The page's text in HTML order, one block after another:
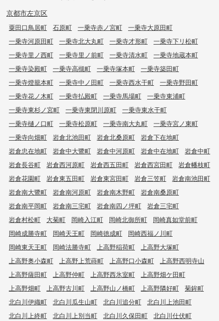
京都市左京区
粟田口鳥居町 石原町 一乗寺赤ノ宮町
一乗寺大原田町
一乗寺河原田町
一乗寺北大丸町 一乗寺才形町
一乗寺下リ松町
一乗寺里ノ西町
一乗寺里ノ前町 一乗寺清水町
一乗寺地蔵本町
一乗寺染殿町
一乗寺高槻町 一乗寺塚本町
一乗寺築田町
一乗寺燈籠本町
一乗寺中ノ田町 一乗寺西水干町
一乗寺野田町
一乗寺花ノ木町
一乗寺払殿町 一乗寺馬場町
一乗寺東浦町
一乗寺東杉ノ宮町
一乗寺東閉川原町
一乗寺東水干町
一乗寺樋ノ口町
一乗寺松原町 一乗寺南大丸町
一乗寺宮ノ東町
一乗寺向畑町
岩倉北池田町 岩倉北桑原町
岩倉下在地町
岩倉忠在地町
岩倉中大鷺町 岩倉中河原町 岩倉中在地町
岩倉中町
岩倉長谷町
岩倉西河原町 岩倉西五田町 岩倉西宮田町
岩倉幡枝町
岩倉花園町
岩倉東五田町 岩倉東宮田町 岩倉三笠町
岩倉南池田町
岩倉南大鷺町
岩倉南河原町 岩倉南木野町
岩倉南桑原町
岩倉南平岡町
岩倉南三宅町 岩倉南四ノ坪町
岩倉三宅町
岩倉村松町
大菊町 岡崎入江町 岡崎北御所町
岡崎真如堂前町
岡崎成勝寺町
岡崎天王町 岡崎徳成町
岡崎西福ノ川町
岡崎東天王町
岡崎法勝寺町 上高野稲荷町
上高野大塚町
上高野奥小森町
上高野上荒蒔町 上高野口小森町
上高野西明寺山
上高野薩田町
上高野仲町 上高野西氷室町
上高野畑ケ田町
上高野畑町
上高野古川町 上高野山ノ橋町 上高野隣好町
菊鉾町
北白川伊織町
北白川瓜生山町 北白川追分町
北白川上池田町
北白川上終町
北白川上別当町 北白川久保田町
北白川仕伏町